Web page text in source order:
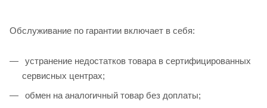
Обслуживание по гарантии включает в себя:
устранение недостатков товара в сертифицированных
сервисных центрах;
обмен на аналогичный товар без доплаты;